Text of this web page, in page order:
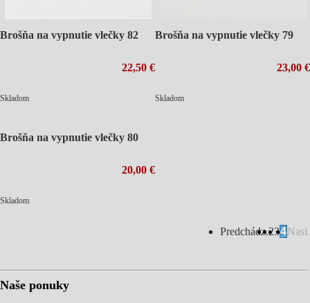
Brošňa na vypnutie vlečky 82
22,50 €
Skladom
Brošňa na vypnutie vlečky 79
23,00 €
Skladom
Brošňa na vypnutie vlečky 80
20,00 €
Skladom
Predchádz.234Nasl.
Naše ponuky